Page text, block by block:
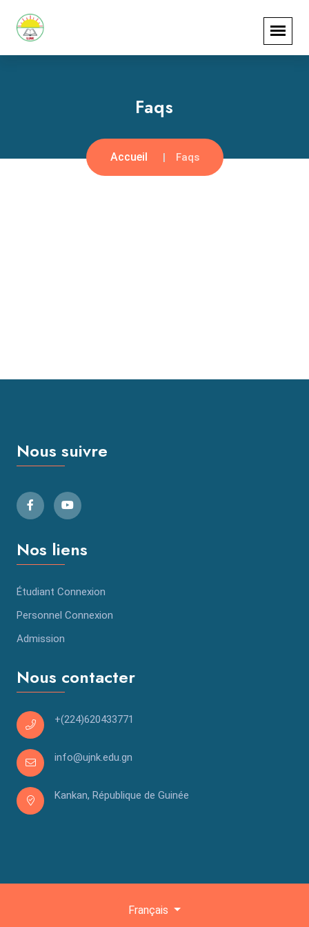
Faqs
Accueil Faqs
Nous suivre
Nos liens
Étudiant Connexion
Personnel Connexion
Admission
Nous contacter
+(224)620433771
info@ujnk.edu.gn
Kankan, République de Guinée
Français